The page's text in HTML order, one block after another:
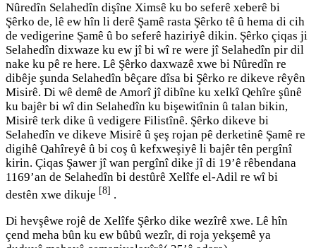
Nûredîn Selahedîn dişîne Ximsê ku bo seferê xeberê bi
Şêrko de, lê ew hîn li derê Şamê rasta Şêrko tê û hema di cih
de vedigerine Şamê û bo seferê haziriyê dikin. Şêrko çiqas ji
Selahedîn dixwaze ku ew jî bi wî re were jî Selahedîn pir dil
nake ku pê re here. Lê Şêrko daxwazê xwe bi Nûredîn re
dibêje şunda Selahedîn bêçare dîsa bi Şêrko re dikeve rêyên
Misirê. Di wê demê de Amorî jî dibîne ku xelkî Qehîre şûnê
ku bajêr bi wî din Selahedîn ku bişewitînin û talan bikin,
Misirê terk dike û vedigere Filistînê. Şêrko dikeve bi
Selahedîn ve dikeve Misirê û şeş rojan pê derketinê Şamê re
digihê Qahîreyê û bi coş û kefxweşiyê li bajêr tên pergînî
kirin. Çiqas Şawer jî wan pergînî dike jî di 19’ê rêbendana
1169’an de Selahedîn bi destûrê Xelîfe el-Adil re wî bi
destên xwe dikuje [8] .
Di hevşêwe rojê de Xelîfe Şêrko dike wezîrê xwe. Lê hîn
çend meha bûn ku ew bûbû wezîr, di roja yekşemê ya